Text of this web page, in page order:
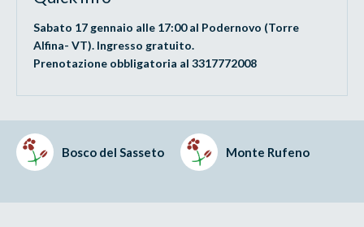
Sabato 17 gennaio alle 17:00 al Podernovo (Torre
Alfina- VT). Ingresso gratuito.
Prenotazione obbligatoria al 3317772008
Bosco del Sasseto Monte Rufeno